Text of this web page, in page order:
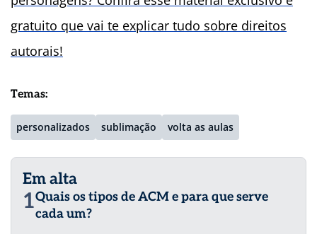
gratuito que vai te explicar tudo sobre direitos
autorais!
Temas:
personalizados sublimação volta as aulas
Em alta
1Quais os tipos de ACM e para que serve
cada um?